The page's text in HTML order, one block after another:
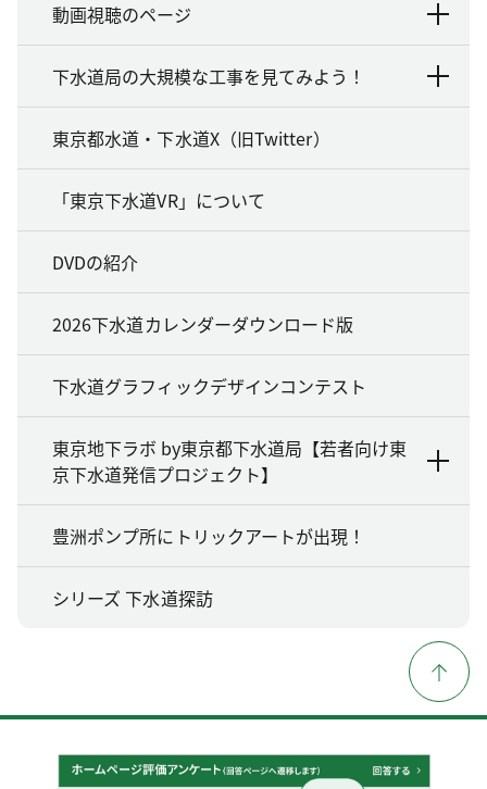
動画視聴のページ
下水道局の大規模な工事を見てみよう！
東京都水道・下水道X（旧Twitter）
「東京下水道VR」について
DVDの紹介
2026下水道カレンダーダウンロード版
下水道グラフィックデザインコンテスト
東京地下ラボ by東京都下水道局【若者向け東
京下水道発信プロジェクト】
豊洲ポンプ所にトリックアートが出現！
シリーズ 下水道探訪